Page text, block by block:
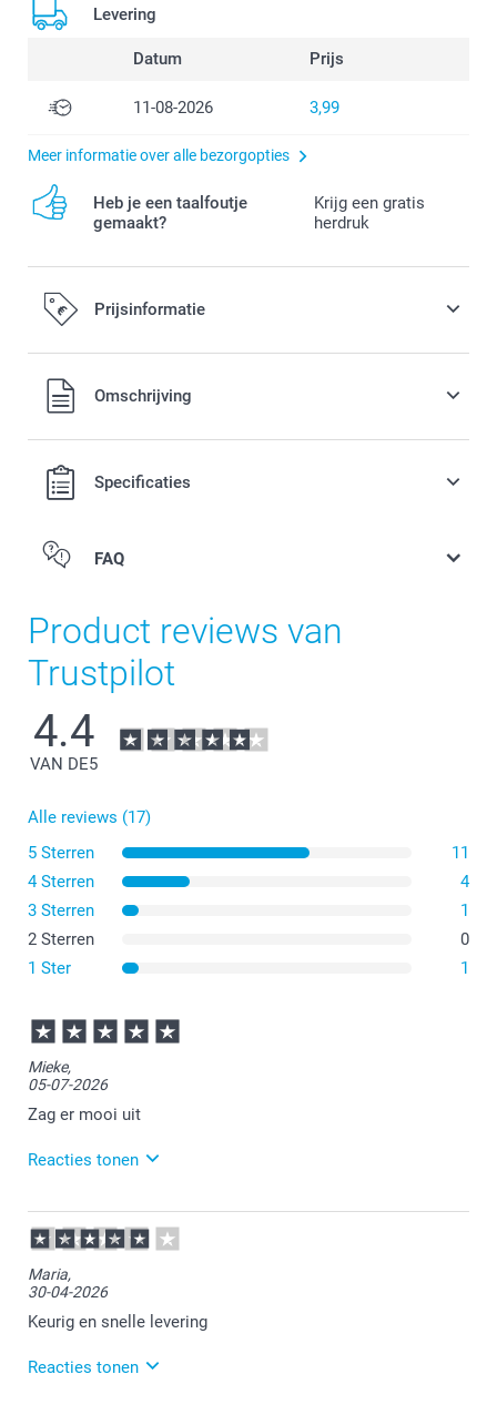
Levering
Datum Prijs
11-08-2026 3,99
Meer informatie over alle bezorgopties
Heb je een taalfoutje
gemaakt?
Krijg een gratis
herdruk
Prijsinformatie
Alle prijzen zijn in EURO (€) inclusief BTW en exclusief
verzendkosten.Omschrijving
Specificaties
100% katoen
100% polyester
Gemaakt van 100% natuurlijk fairtrade katoen* met de
look en feel van linnen
Grote voorzak
FAQ
Product reviews van
Trustpilot
4.4
VAN DE5
Alle reviews (17)
5 Sterren
11
4 Sterren
4
3 Sterren
1
2 Sterren
0
1 Ster
1
Mieke,
05-07-2026
Zag er mooi uit
Reacties tonen
07-07-2026
14:00
Bedankt voor je review. Wat leuk om te horen dat je
bent. Heel veel plezier ervan!
Maria,
30-04-2026
Keurig en snelle levering
Reacties tonen